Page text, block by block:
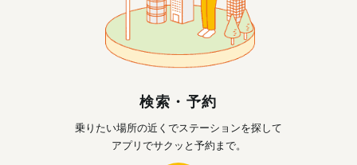
検索・予約
乗りたい場所の近くでステーションを探して
アプリでサクッと予約まで。